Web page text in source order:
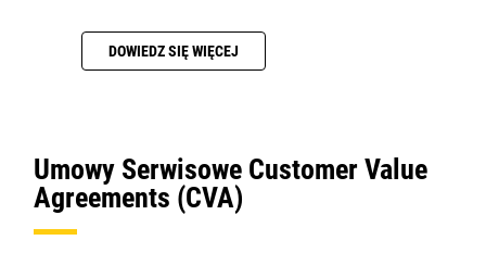
DOWIEDZ SIĘ WIĘCEJ
Umowy Serwisowe Customer Value
Agreements (CVA)